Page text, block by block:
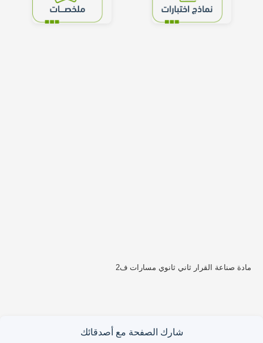
مادة صناعة القرار ثاني ثانوي مسارات ف2
شارك الصفحة مع أصدقائك